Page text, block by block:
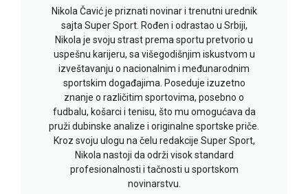
Nikola Čavić je priznati novinar i trenutni urednik
sajta Super Sport. Rođen i odrastao u Srbiji,
Nikola je svoju strast prema sportu pretvorio u
uspešnu karijeru, sa višegodišnjim iskustvom u
izveštavanju o nacionalnim i međunarodnim
sportskim događajima. Poseduje izuzetno
znanje o različitim sportovima, posebno o
fudbalu, košarci i tenisu, što mu omogućava da
pruži dubinske analize i originalne sportske priče.
Kroz svoju ulogu na čelu redakcije Super Sport,
Nikola nastoji da održi visok standard
profesionalnosti i tačnosti u sportskom
novinarstvu.